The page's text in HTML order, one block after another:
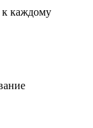
каждому